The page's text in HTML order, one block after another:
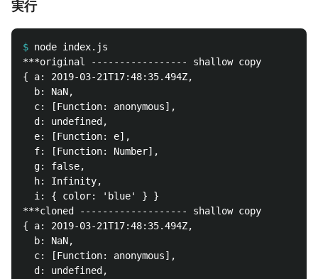
実行
$
***original ----------------- shallow copy
{ a: 2019-03-21T17:48:35.494Z,
  b: NaN,
  c: [Function: anonymous],
  d: undefined,
  e: [Function: e],
  f: [Function: Number],
  g: false,
  h: Infinity,
  i: { color: 'blue' } }
***cloned ------------------- shallow copy
{ a: 2019-03-21T17:48:35.494Z,
  b: NaN,
  c: [Function: anonymous],
  d: undefined,